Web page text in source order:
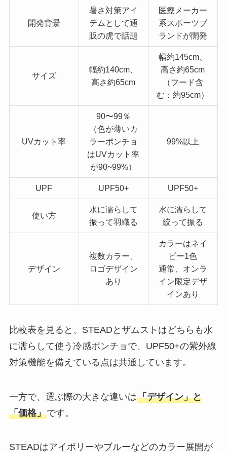
開発背景
暑さ対策アイ
テムとして通
販の虎で話題
医療メーカー
系スポーツブ
ランドが開発
サイズ
幅約140cm、
高さ約65cm
幅約145cm、
高さ約65cm
（フード含
む：約95cm）
UVカット率
90〜99％
（色が薄いカ
ラーポンチョ
はUVカット率
が90~99%）
99%以上
UPF UPF50+ UPF50+
使い方
水に濡らして
振って羽織る
水に濡らして
絞って振る
デザイン
複数カラー、
ロゴデザイン
あり
カラーはネイ
ビー1色
通常、オンラ
イン限定デザ
インあり
比較表を見ると、STEADとザムストはどちらも水
に濡らして使う冷感ポンチョで、UPF50+の紫外線
対策機能を備えている点は共通しています。
一方で、選ぶ際の大きな違いは「デザイン」と
「価格」です。
STEADはアイボリーやブルーなどのカラー展開が